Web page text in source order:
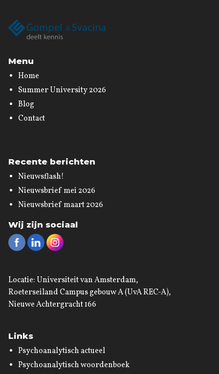
Menu
Home
Summer University 2026
Blog
Contact
Recente berichten
Nieuwsflash!
Nieuwsbrief mei 2026
Nieuwsbrief maart 2026
Wij zijn sociaal
Locatie: Universiteit van Amsterdam,
Roeterseiland Campus gebouw A (UvA REC-A),
Nieuwe Achtergracht 166
Links
Psychoanalytisch actueel
Psychoanalytisch woordenboek